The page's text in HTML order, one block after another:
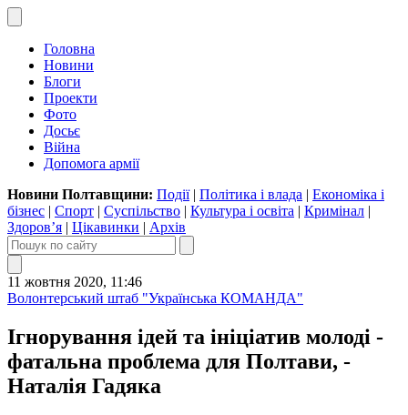
Головна
Новини
Блоги
Проекти
Фото
Досьє
Війна
Допомога армії
Новини Полтавщини: Події| Політика і влада | Економіка і
бізнес | Спорт | Суспільство | Культура і освіта | Кримінал |
Здоров’я | Цікавинки | Архів
11 жовтня 2020, 11:46
Волонтерський штаб "Українська КОМАНДА"
Ігнорування ідей та ініціатив молоді -
фатальна проблема для Полтави, -
Наталія Гадяка